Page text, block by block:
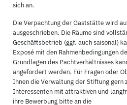
sich an.
Die Verpachtung der Gaststätte wird
ausgeschrieben. Die Räume sind
Geschäftsbetrieb (ggf. auch saisonal)
Exposé mit den Rahmenbedingungen
Grundlagen des Pachtverhältnisses
angefordert werden. Für Fragen oder
Ihnen die Verwaltung der Stiftung gern
Interessenten mit attraktiven und
ihre Bewerbung bitte an die